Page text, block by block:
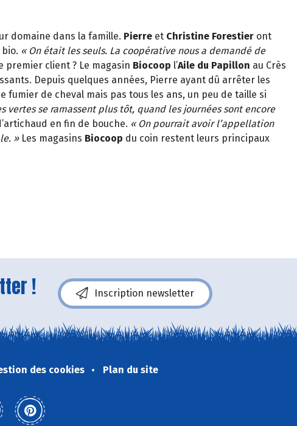
domaine dans la famille. Pierre et Christine Forestier ont
« On était les seuls. La coopérative nous a demandé de
premier client ? Le magasin Biocoop l’Aile du Papillon au Crès
Depuis quelques années, Pierre ayant dû arrêter les
fumier de cheval mais pas tous les ans, un peu de taille si
vertes se ramassent plus tôt, quand les journées sont encore
en fin de bouche. « On pourrait avoir l’appellation
»Les magasins Biocoop du coin restent leurs principaux
! Inscription newsletter
des cookies Plan du site